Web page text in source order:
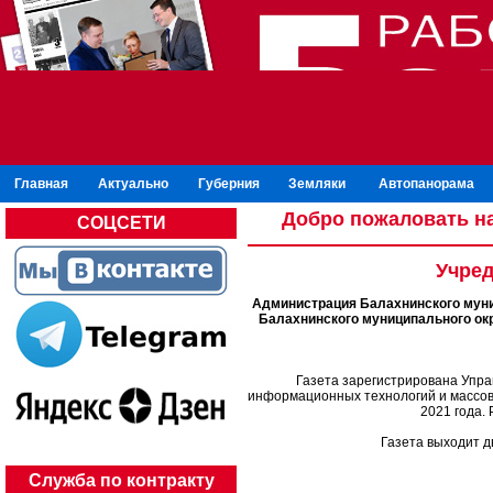
Главная Актуально Губерния Земляки Автопанорама
СОЦСЕТИ
Служба по контракту
Добро пожаловать
Администрация Балахнинского
Балахнинского муниципального
Газета зарегистрирована
информационных технологий и
2021 года.
Газета выходит